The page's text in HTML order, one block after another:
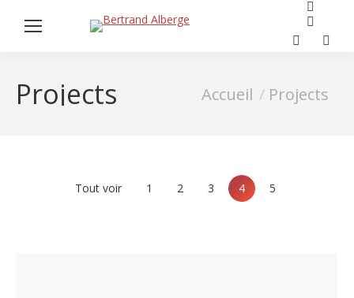
Facebook
opens
Projects Vous êtes ici :
Accueil Projects
Tout voir 1 2 3 4 5